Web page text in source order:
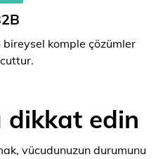
komple çözümler
dikkat edin
vücudunuzun durumunu